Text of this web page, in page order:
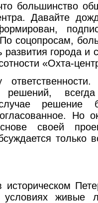
большинство
Давайте
соцопросам,
города и
«Охта-
решений,
решение
Но
своей
только
живые